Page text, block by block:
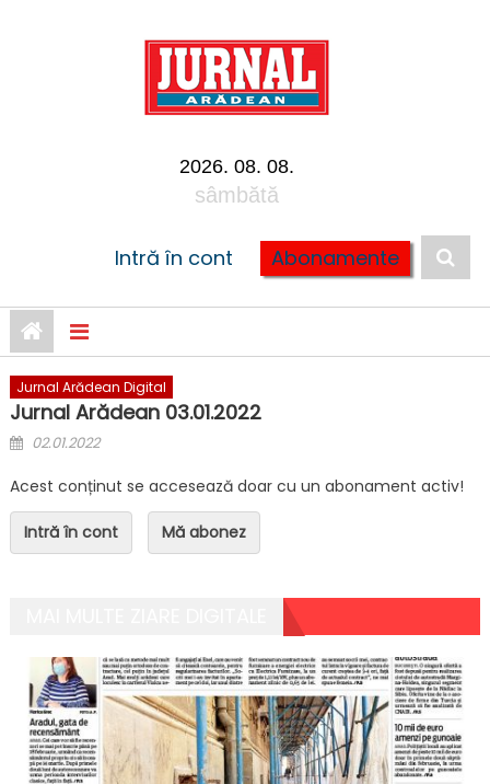
2026. 08. 08.
sâmbătă
Intră în cont Abonamente
Jurnal Arădean Digital
Jurnal Arădean 03.01.2022
Posted on
02.01.2022
Acest conținut se accesează doar cu un abonament activ!
Intră în cont Mă abonez